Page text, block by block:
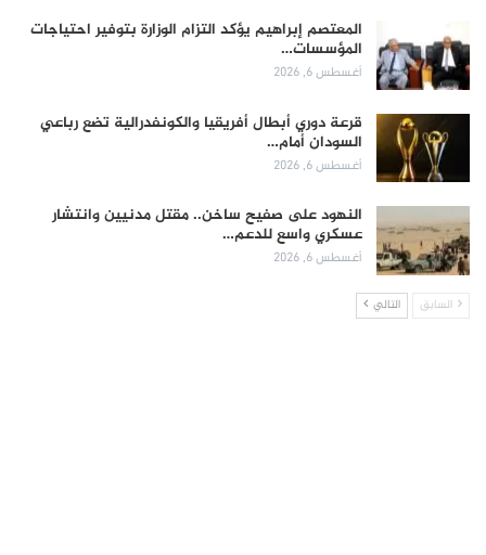
المعتصم إبراهيم يؤكد التزام الوزارة بتوفير احتياجات
المؤسسات…
أغسطس 6, 2026
قرعة دوري أبطال أفريقيا والكونفدرالية تضع رباعي
السودان أمام…
أغسطس 6, 2026
النهود على صفيح ساخن.. مقتل مدنيين وانتشار
عسكري واسع للدعم…
أغسطس 6, 2026
السابق التالي